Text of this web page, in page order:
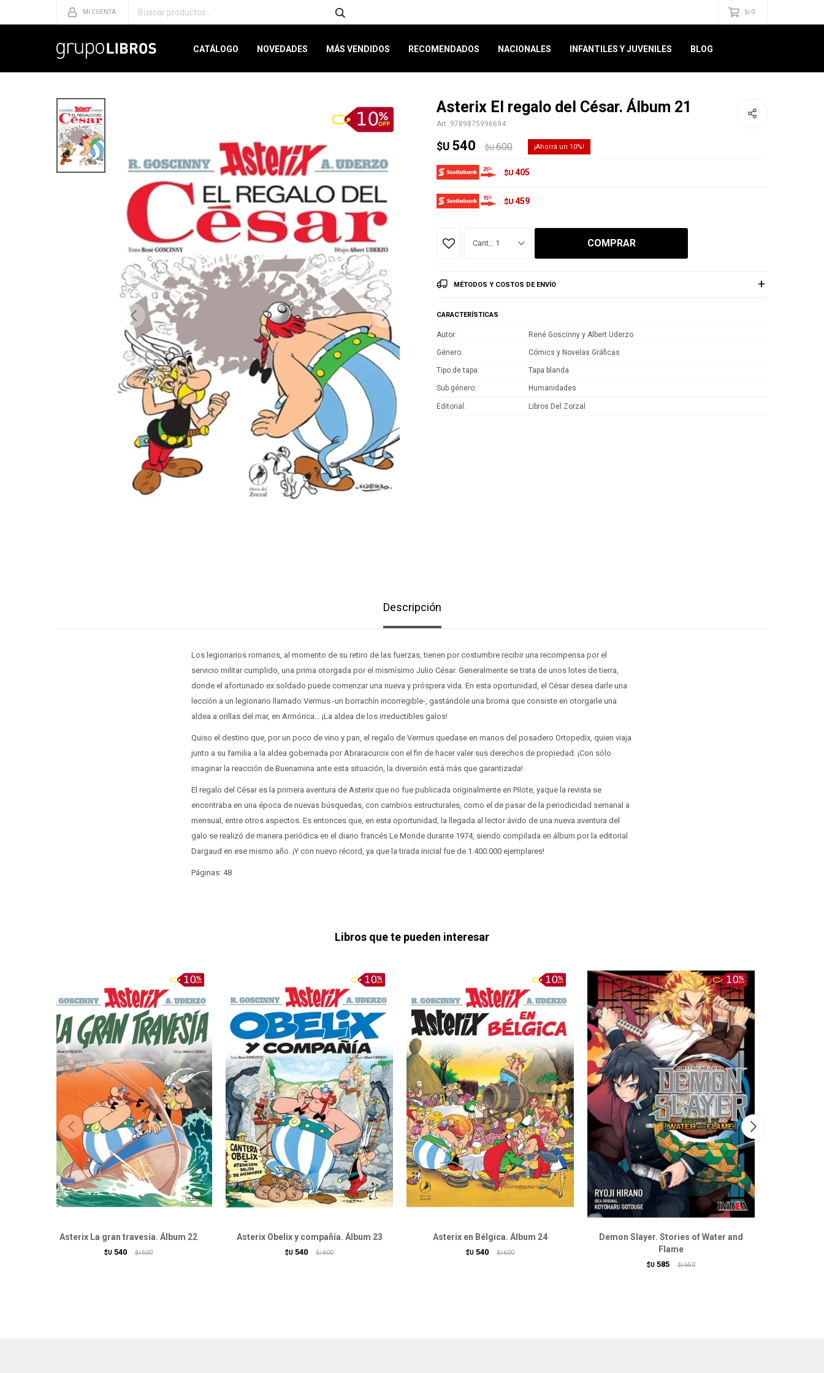
CATÁLOGO NOVEDADES MÁS VENDIDOS RECOMENDADOS NACIONALES INFANTILES Y JUVENILES BLOG
$U 0
Asterix El regalo del César. Álbum 21
9789875996694
$U 540 $U 600 10
$U 405
$U 459
1 COMPRAR
MÉTODOS Y COSTOS DE ENVÍO
CARACTERÍSTICAS
Autor René Goscinny y Albert Uderzo
Género Cómics y Novelas Gráficas
Tipo de tapa Tapa blanda
Sub género Humanidades
Editorial Libros Del Zorzal
Descripción
Los legionarios romanos, al momento de su retiro de las fuerzas, tienen por costumbre recibir una recompensa por el
servicio militar cumplido, una prima otorgada por el mismísimo Julio César. Generalmente se trata de unos lotes de tierra,
donde el afortunado ex soldado puede comenzar una nueva y próspera vida. En esta oportunidad, el César desea darle una
lección a un legionario llamado Vermus -un borrachín incorregible-, gastándole una broma que consiste en otorgarle una
aldea a orillas del mar, en Armórica… ¡La aldea de los irreductibles galos!
Quiso el destino que, por un poco de vino y pan, el regalo de Vermus quedase en manos del posadero Ortopedix, quien viaja
junto a su familia a la aldea gobernada por Abraracurcix con el fin de hacer valer sus derechos de propiedad. ¡Con sólo
imaginar la reacción de Buenamina ante esta situación, la diversión está más que garantizada!
El regalo del César es la primera aventura de Asterix que no fue publicada originalmente en Pilote, yaque la revista se
encontraba en una época de nuevas búsquedas, con cambios estructurales, como el de pasar de la periodicidad semanal a
mensual, entre otros aspectos. Es entonces que, en esta oportunidad, la llegada al lector ávido de una nueva aventura del
galo se realizó de manera periódica en el diario francés Le Monde durante 1974, siendo compilada en álbum por la editorial
Dargaud en ese mismo año. ¡Y con nuevo récord, ya que la tirada inicial fue de 1.400.000 ejemplares!
Páginas: 48
Libros que te pueden interesar
Asterix La gran travesía. Álbum 22
$U 540 $U 600
Asterix Obelix y compañía. Álbum 23
$U 540 $U 600
Asterix en Bélgica. Álbum 24
$U 540 $U 600
Demon Slayer. Stories of Water and
Flame
$U 585 $U 650